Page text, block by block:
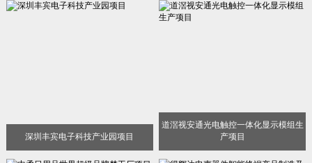
深圳丰宾电子科技产业园项目
道滘视安通光电触控一体化显示模组生
产项目